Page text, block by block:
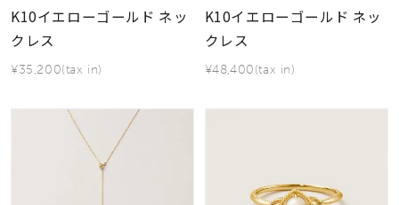
K10イエローゴールド ネッ
クレス
¥35,200(tax in)
K10イエローゴールド ネッ
クレス
¥48,400(tax in)